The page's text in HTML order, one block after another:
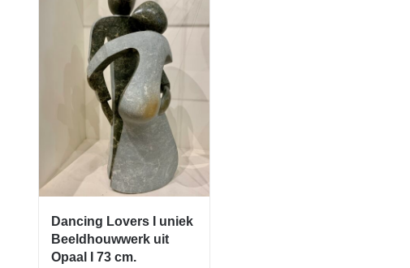
Dancing Lovers I uniek
Beeldhouwwerk uit
Opaal I 73 cm.